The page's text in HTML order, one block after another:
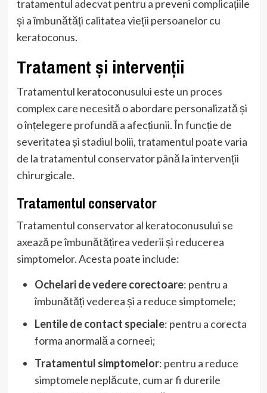
tratamentul adecvat pentru a preveni complicațiile
și a îmbunătăți calitatea vieții persoanelor cu
keratoconus.
Tratament și intervenții
Tratamentul keratoconusului este un proces
complex care necesită o abordare personalizată și
o înțelegere profundă a afecțiunii. În funcție de
severitatea și stadiul bolii, tratamentul poate varia
de la tratamentul conservator până la intervenții
chirurgicale.
Tratamentul conservator
Tratamentul conservator al keratoconusului se
axează pe îmbunătățirea vederii și reducerea
simptomelor. Acesta poate include:
Ochelari de vedere corectoare: pentru a
îmbunătăți vederea și a reduce simptomele;
Lentile de contact speciale: pentru a corecta
forma anormală a corneei;
Tratamentul simptomelor: pentru a reduce
simptomele neplăcute, cum ar fi durerile